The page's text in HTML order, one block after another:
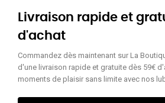
Livraison rapide et
d'achat
Commandez dès maintenant sur La
d'une livraison rapide et gratuite dès 59€
moments de plaisir sans limite avec nos